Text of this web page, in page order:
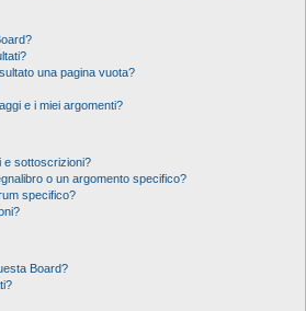
una pagina vuota?
e i miei argomenti?
e sottoscrizioni?
o un argomento specifico?
specifico?
Board?